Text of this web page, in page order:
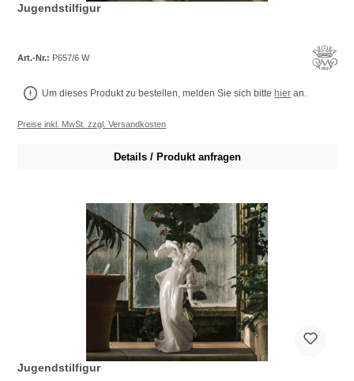
Jugendstilfigur
Art.-Nr.: P657/6 W
Um dieses Produkt zu bestellen, melden Sie sich bitte hier an.
Preise inkl. MwSt. zzgl. Versandkosten
Details / Produkt anfragen
Jugendstilfigur